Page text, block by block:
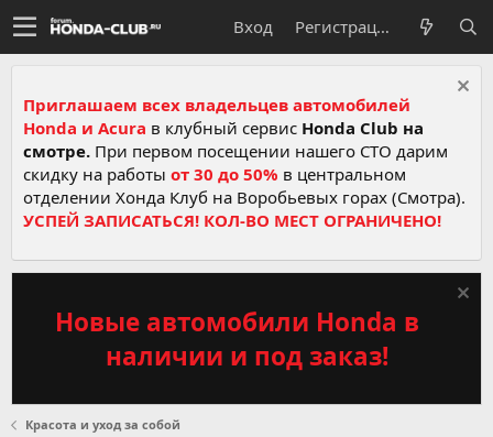
Вход Регистрация
Приглашаем всех владельцев автомобилей
Honda и Acura в клубный сервис Honda Club на
смотре. При первом посещении нашего СТО дарим
скидку на работы от 30 до 50% в центральном
отделении Хонда Клуб на Воробьевых горах (Смотра).
УСПЕЙ ЗАПИСАТЬСЯ! КОЛ-ВО МЕСТ ОГРАНИЧЕНО!
Новые автомобили Honda в
наличии и под заказ!
Красота и уход за собой